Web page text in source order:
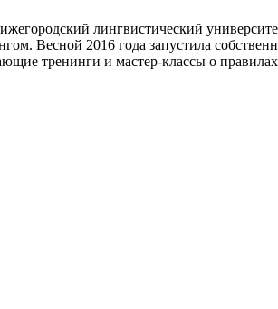
лингвистический
Весной 2016 года запустила
тренинги и мастер-классы о